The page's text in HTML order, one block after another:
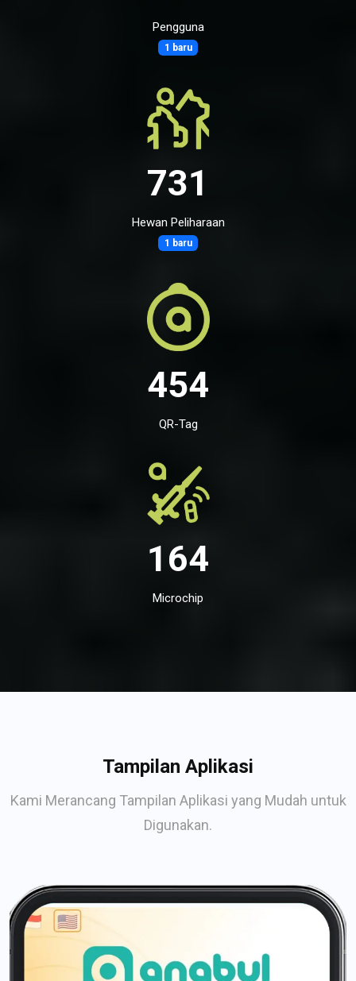
Pengguna
1 baru
731
Hewan Peliharaan
1 baru
454
QR-Tag
164
Microchip
Tampilan Aplikasi
Kami Merancang Tampilan Aplikasi yang Mudah untuk
Digunakan.